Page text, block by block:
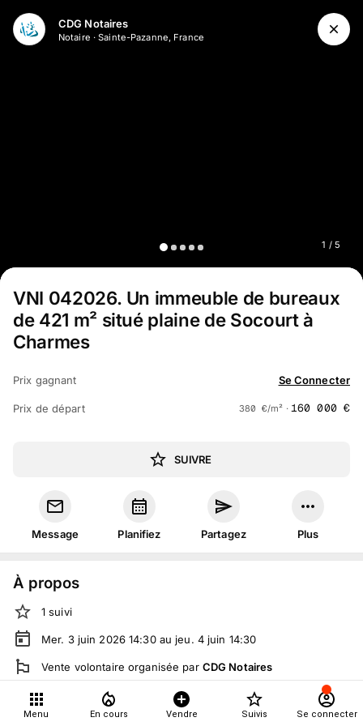
1 / 5
CDG Notaires
Notaire ·Sainte-Pazanne, France
VNI 042026. Un immeuble de bureaux
de 421 m² situé plaine de Socourt à
Charmes
Prix gagnant Se Connecter
Prix de départ 380 €/m² · 160 000 €
SUIVRE
Message Planifiez Partagez Plus
À propos
1 suivi
Mer. 3 juin 2026 14:30 au jeu. 4 juin 14:30
Vente volontaire organisée par CDG Notaires
Tout le monde peut participer
Menu En cours Vendre Suivis Se connecter